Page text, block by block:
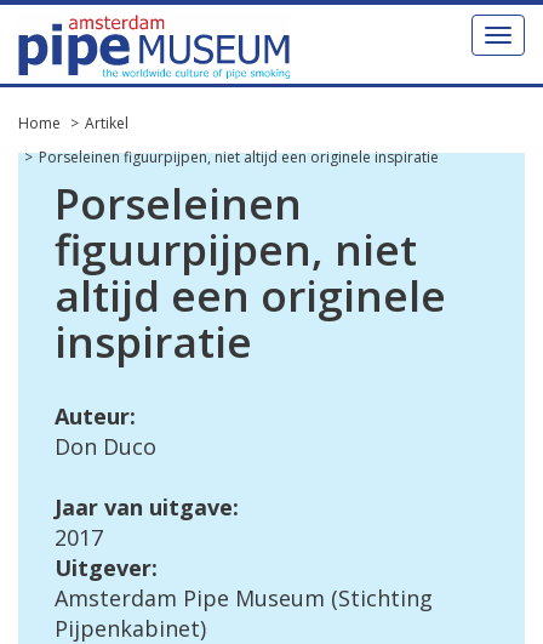
Toggle
Home
Artikel
Porseleinen figuurpijpen, niet altijd een originele inspiratie
Porseleinen
figuurpijpen, niet
altijd een originele
inspiratie
Auteur:
Don Duco
Jaar van uitgave:
2017
Uitgever:
Amsterdam Pipe Museum (Stichting
Pijpenkabinet)